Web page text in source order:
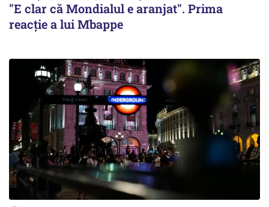
"E clar că Mondialul e aranjat". Prima
reacţie a lui Mbappe